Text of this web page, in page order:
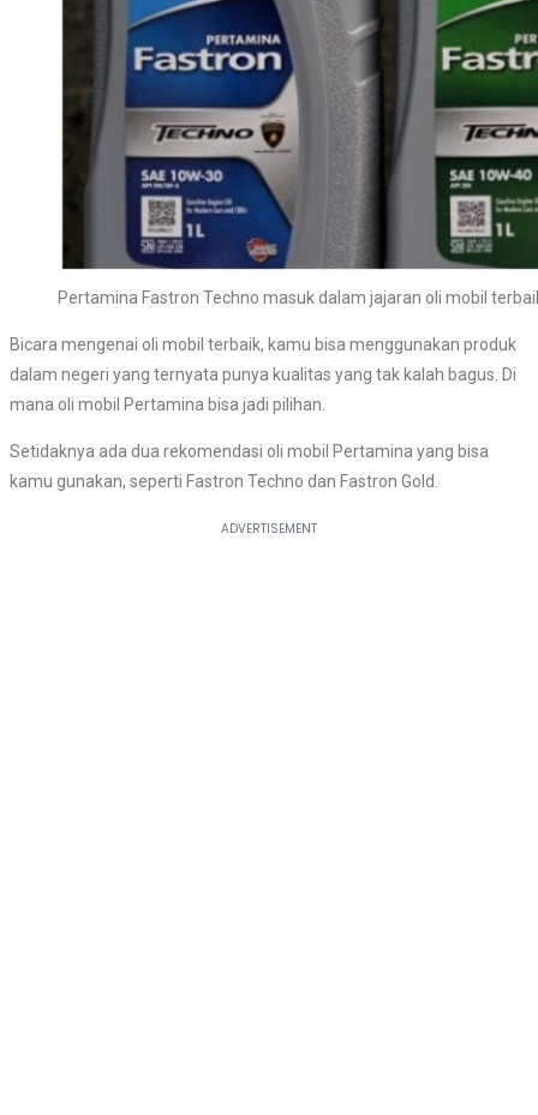
Pertamina Fastron Techno masuk dalam jajaran oli mobil
Bicara mengenai oli mobil terbaik, kamu bisa menggunakan produk
dalam negeri yang ternyata punya kualitas yang tak kalah bagus. Di
mana oli mobil Pertamina bisa jadi pilihan.
Setidaknya ada dua rekomendasi oli mobil Pertamina yang bisa
kamu gunakan, seperti Fastron Techno dan Fastron Gold.